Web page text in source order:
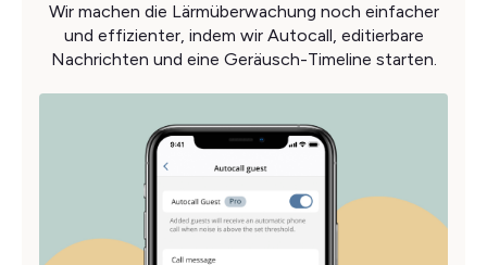
Wir machen die Lärmüberwachung noch einfacher
und effizienter, indem wir Autocall, editierbare
Nachrichten und eine Geräusch-Timeline starten.